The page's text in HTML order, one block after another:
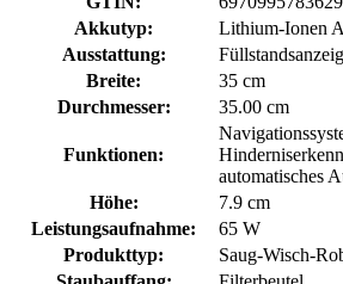
Akkutyp:
Lithium-Ionen
Ausstattung:
Breite:
35 cm
Durchmesser:
35.00 cm
Funktionen:
automatisches
Höhe:
7.9 cm
Leistungsaufnahme:
65 W
Produkttyp:
Saug-Wisch-